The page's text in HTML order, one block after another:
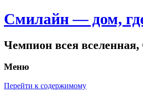
Смилайн — дом,
Чемпион всея
Меню
Перейти к содержимому